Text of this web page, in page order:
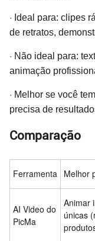
· Ideal para: clipes
de retratos,
· Não ideal para:
animação
· Melhor se você
precisa de
Comparação
Ferramenta Melhor
AI Video do
PicMa
Animar
únicas